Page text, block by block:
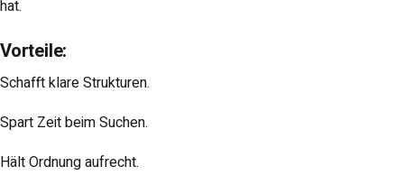
hat.
Vorteile:
Schafft klare Strukturen.
Spart Zeit beim Suchen.
Hält Ordnung aufrecht.